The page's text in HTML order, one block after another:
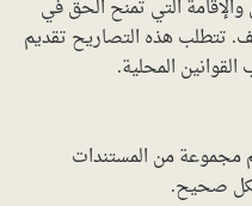
التي تمنح الحق في
تتطلب هذه التصاريح تقديم
المحلية.
مجموعة من المستندات
صحيح.